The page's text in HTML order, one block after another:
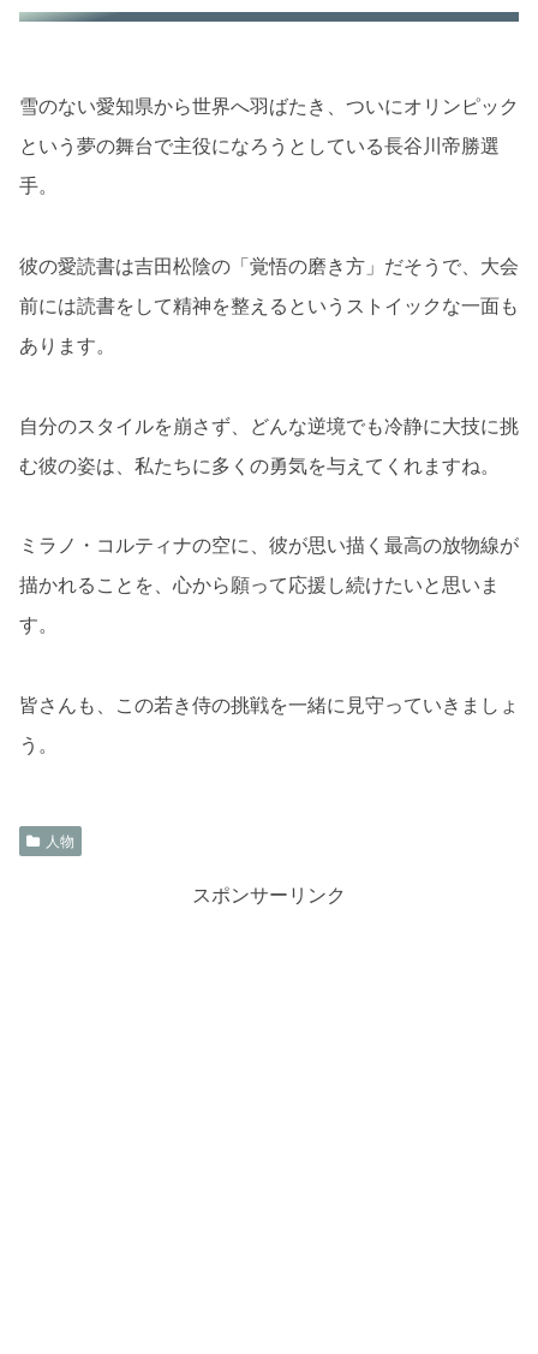
雪のない愛知県から世界へ羽ばたき、ついにオリンピック
という夢の舞台で主役になろうとしている長谷川帝勝選
手。
彼の愛読書は吉田松陰の「覚悟の磨き方」だそうで、大会
前には読書をして精神を整えるというストイックな一面も
あります。
自分のスタイルを崩さず、どんな逆境でも冷静に大技に挑
む彼の姿は、私たちに多くの勇気を与えてくれますね。
ミラノ・コルティナの空に、彼が思い描く最高の放物線が
描かれることを、心から願って応援し続けたいと思いま
す。
皆さんも、この若き侍の挑戦を一緒に見守っていきましょ
う。
人物
スポンサーリンク